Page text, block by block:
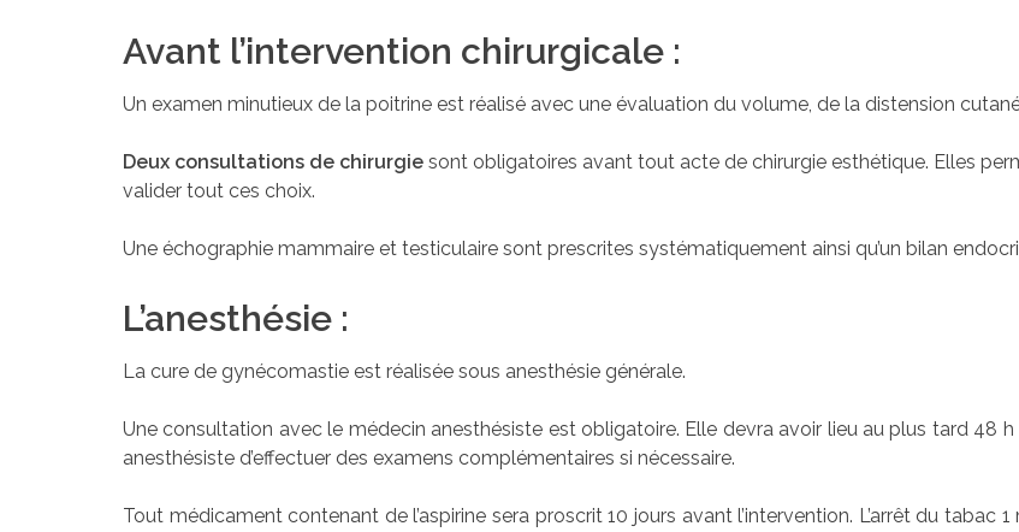
Avant l’intervention chirurgicale :
Un examen minutieux de la poitrine est réalisé avec une évaluation du volume, de la distension
Deux consultations de chirurgie sont obligatoires avant tout acte de chirurgie esthétique. Elles
valider tout ces choix.
Une échographie mammaire et testiculaire sont prescrites systématiquement ainsi qu’un bilan
L’anesthésie :
La cure de gynécomastie est réalisée sous anesthésie générale.
Une consultation avec le médecin anesthésiste est obligatoire. Elle devra avoir lieu au plus tard 48
anesthésiste d’effectuer des examens complémentaires si nécessaire.
Tout médicament contenant de l’aspirine sera proscrit 10 jours avant l’intervention. L’arrêt du tabac